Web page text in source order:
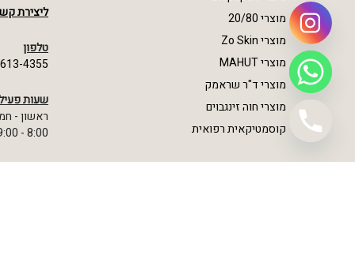
מוצרי 20/80
מוצרי Zo Skin
מוצרי MAHUT
מוצרי ד"ר שראמק
מוצרי חוה זינגבוים
קוסמטיקאית רפואית
ליצירת
טלפון
4355
שעות
ראשון -
8:00 - 19:00